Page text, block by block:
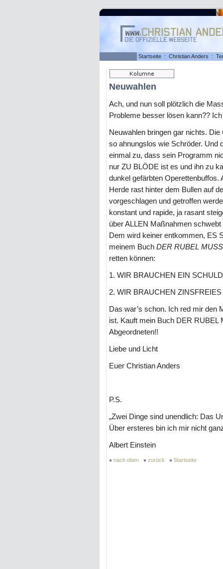
Startseite : Christian Anders :
Neuwahlen
Ach, und nun soll plötzlich die
Probleme besser lösen kann??
Neuwahlen bringen gar nichts.
so ahnungslos wie Schröder. Und
einmal zu, dass sein Programm
nur ZU BLÖDE ist es und ihn zu
dunkel gefärbten
Herde rast hinter dem Bullen auf
vorgeschlagen und getroffen
konstant und rapide, ja rasant
über ALLEN Maßnahmen
Dem wird keiner entkommen, ES
meinem Buch DER RUBEL
retten können:
1. WIR BRAUCHEN EIN
2. WIR BRAUCHEN
Das war’s schon. Ich red mir den
ist. Kauft mein Buch DER
Abgeordneten!!
Liebe und Licht
Euer Christian Anders
P.S.
„Zwei Dinge sind unendlich: Das
Über ersteres bin ich mir nicht
Albert Einstein
nach oben zurück Startseite